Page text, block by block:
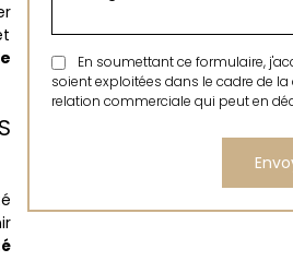
En soumettant ce formulaire,
soient exploitées dans le cadre de
relation commerciale qui peut en